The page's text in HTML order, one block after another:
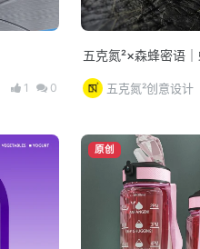
1 0
五克氮²×森蜂密语
五克氮²创意设计
原创